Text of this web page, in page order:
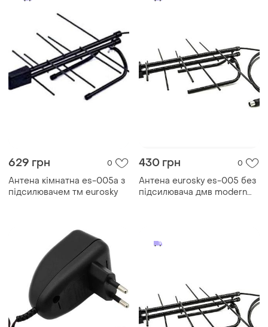
629 грн 0
Антена кімнатна es-005a з
підсилювачем тм eurosky
430 грн 0
Антена eurosky es-005 без
підсилювача дмв modern